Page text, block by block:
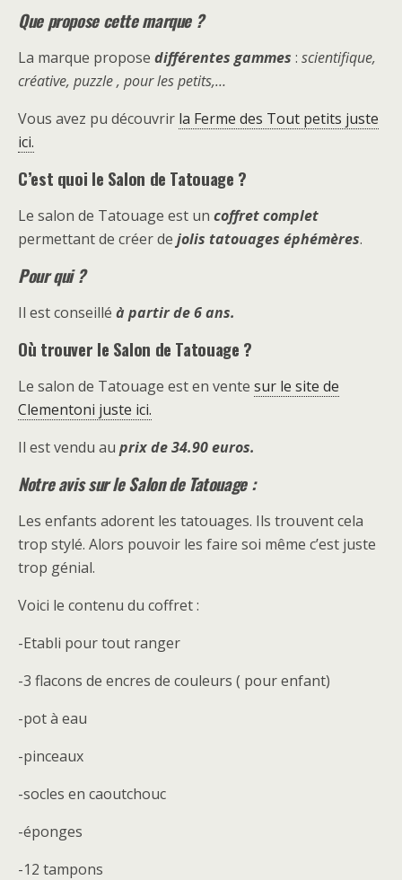
Que propose cette marque ?
La marque propose différentes gammes : scientifique,
créative, puzzle , pour les petits,…
Vous avez pu découvrir la Ferme des Tout petits juste
ici.
C’est quoi le Salon de Tatouage ?
Le salon de Tatouage est un coffret complet
permettant de créer de jolis tatouages éphémères.
Pour qui ?
Il est conseillé à partir de 6 ans.
Où trouver le Salon de Tatouage ?
Le salon de Tatouage est en vente sur le site de
Clementoni juste ici.
Il est vendu au prix de 34.90 euros.
Notre avis sur le Salon de Tatouage :
Les enfants adorent les tatouages. Ils trouvent cela
trop stylé. Alors pouvoir les faire soi même c’est juste
trop génial.
Voici le contenu du coffret :
-Etabli pour tout ranger
-3 flacons de encres de couleurs ( pour enfant)
-pot à eau
-pinceaux
-socles en caoutchouc
-éponges
-12 tampons